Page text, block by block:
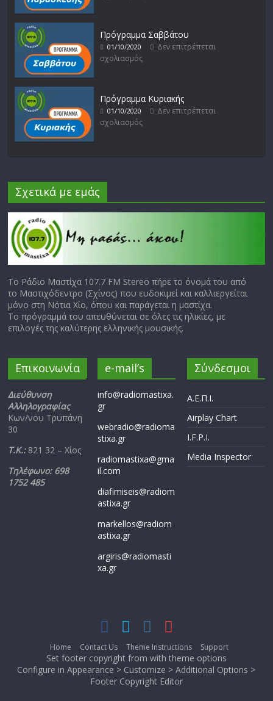
Πρόγραμμα Σαββάτου
01/10/2020
Δεν επιτρέπεται
σχολιασμός
Πρόγραμμα Κυριακής
01/10/2020
Δεν επιτρέπεται
σχολιασμός
Σχετικά με εμάς
Το Ράδιο Μαστίχα 107.7 FM Stereo πήρε το όνομά του από
το Μαστιχόδεντρο (Σχίνος) που ευδοκιμεί και καλλιεργείται
μόνο στη Νότια Χίο, όπου και παράγεται η μαστίχα.
Το πρόγραμμά του απευθύνεται σε όλες τις ηλικίες, με
επιλογές της καλύτερης ελληνικής μουσικής.
Επικοινωνία
Διεύθυνση
Αλληλογραφίας
Κων/νου Τρυπάνη
30
Τ.Κ.: 821 32 – Χίος
Τηλέφωνο: 698
1752 485
e-mail’s
info@radiomastixa.
gr
webradio@radioma
stixa.gr
radiomastixa@gma
il.com
diafimiseis@radiom
astixa.gr
markellos@radiom
astixa.gr
argiris@radiomasti
xa.gr
Σύνδεσμοι
Α.Ε.Π.Ι.
Airplay Chart
I.F.P.I.
Media Inspector
Home Contact Us Theme Instructions Support
Set footer copyright from with theme options
Configure in Appearance > Customize > Additional Options >
Footer Copyright Editor